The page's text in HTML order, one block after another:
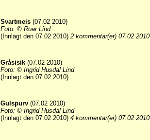
Svartmeis (07.02 2010)
Foto: © Roar Lind
(Innlagt den 07.02 2010) 2 kommentar(er) 07.02 2010
Gråsisik (07.02 2010)
Foto: © Ingrid Husdal Lind
(Innlagt den 07.02 2010)
Gulspurv (07.02 2010)
Foto: © Ingrid Husdal Lind
(Innlagt den 07.02 2010) 4 kommentar(er) 07.02 2010